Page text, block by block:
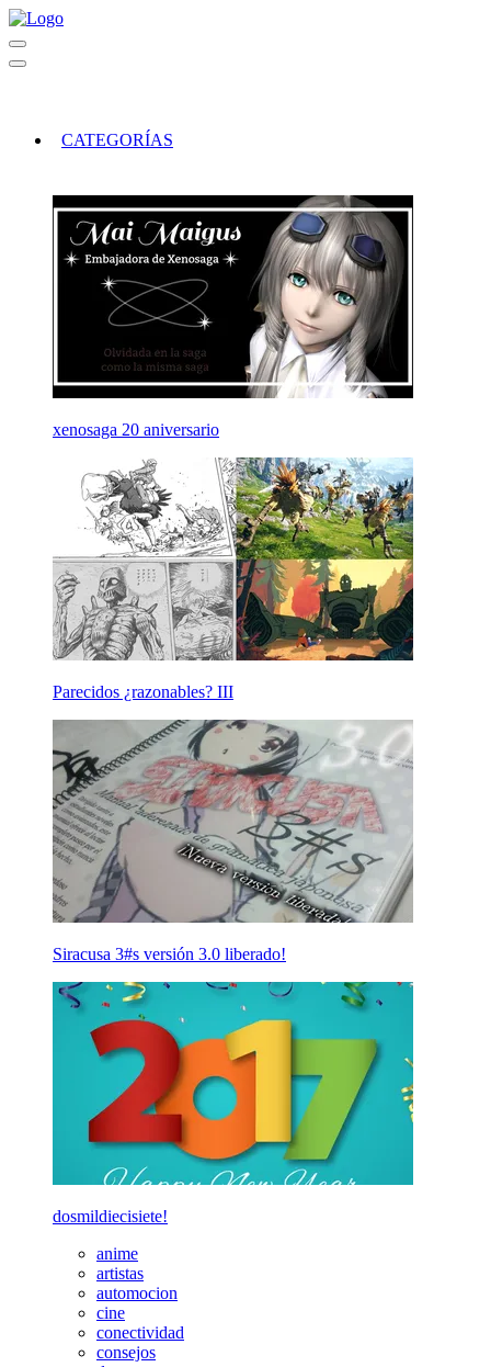
CATEGORÍAS
xenosaga 20 aniversario
Parecidos ¿razonables? III
Siracusa 3#s versión 3.0 liberado!
dosmildiecisiete!
anime
artistas
automocion
cine
conectividad
consejos